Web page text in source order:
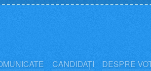
CANDIDAȚI DESPRE